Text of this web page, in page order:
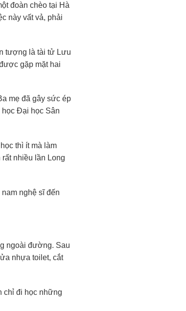
đoàn chèo tại Hà
này vất vả, phải
tượng là tài tử Lưu
gặp mặt hai
mẹ đã gây sức ép
học Đại học Sân
thì ít mà làm
nhiều lần Long
nghệ sĩ đến
ngoài đường. Sau
nhựa toilet, cắt
chỉ đi học những